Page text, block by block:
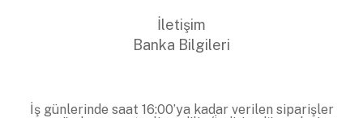
İletişim
Banka Bilgileri
İş günlerinde saat 16:00’ya kadar verilen siparişler